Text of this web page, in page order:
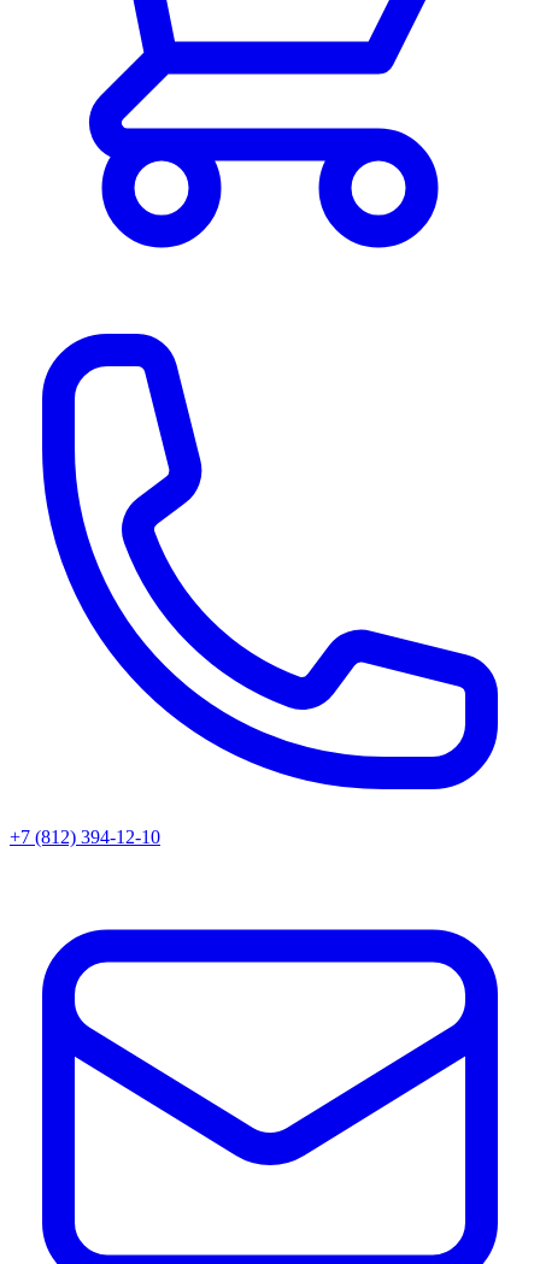
+7 (812) 394-12-10